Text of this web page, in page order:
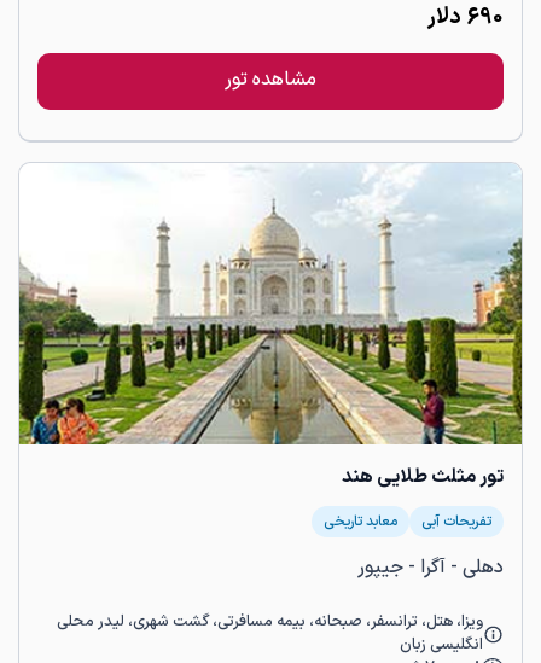
690 دلار
مشاهده تور
تور مثلث طلایی هند
تفریحات آبی معابد تاریخی
دهلی - آگرا - جیپور
ویزا، هتل، ترانسفر، صبحانه، بیمه مسافرتی، گشت شهری، لیدر محلی
انگلیسی زبان